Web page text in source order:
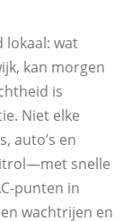
lokaal: wat
kan morgen
is
Niet elke
auto’s en
snelle
punten in
wachtrijen en